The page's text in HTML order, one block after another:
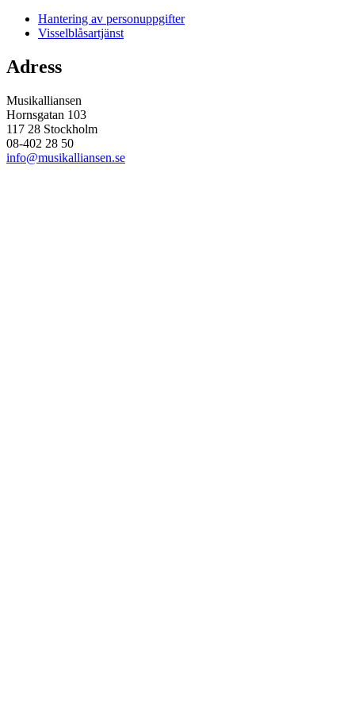
Hantering av personuppgifter
Visselblåsartjänst
Adress
Musikalliansen
Hornsgatan 103
117 28 Stockholm
08-402 28 50
info@musikalliansen.se